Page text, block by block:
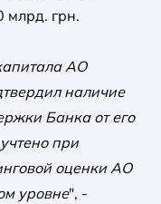
млрд. грн.
АО
наличие
Банка от его
при
оценки АО
уровне", -